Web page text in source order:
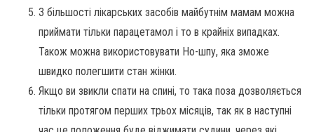
З більшості лікарських засобів майбутнім мамам можна
приймати тільки парацетамол і то в крайніх випадках.
Також можна використовувати Но-шпу, яка зможе
швидко полегшити стан жінки.
Якщо ви звикли спати на спині, то така поза дозволяється
тільки протягом перших трьох місяців, так як в наступні